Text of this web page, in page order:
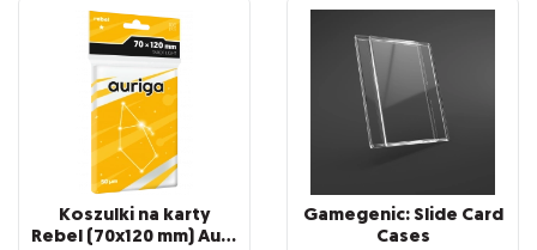
Koszulki na karty
Rebel (70x120 mm) Auriga Light, 100 sztuk
Gamegenic: Slide Card
Cases